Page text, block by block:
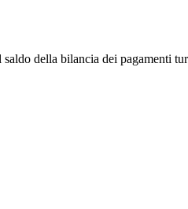
della bilancia dei pagamenti